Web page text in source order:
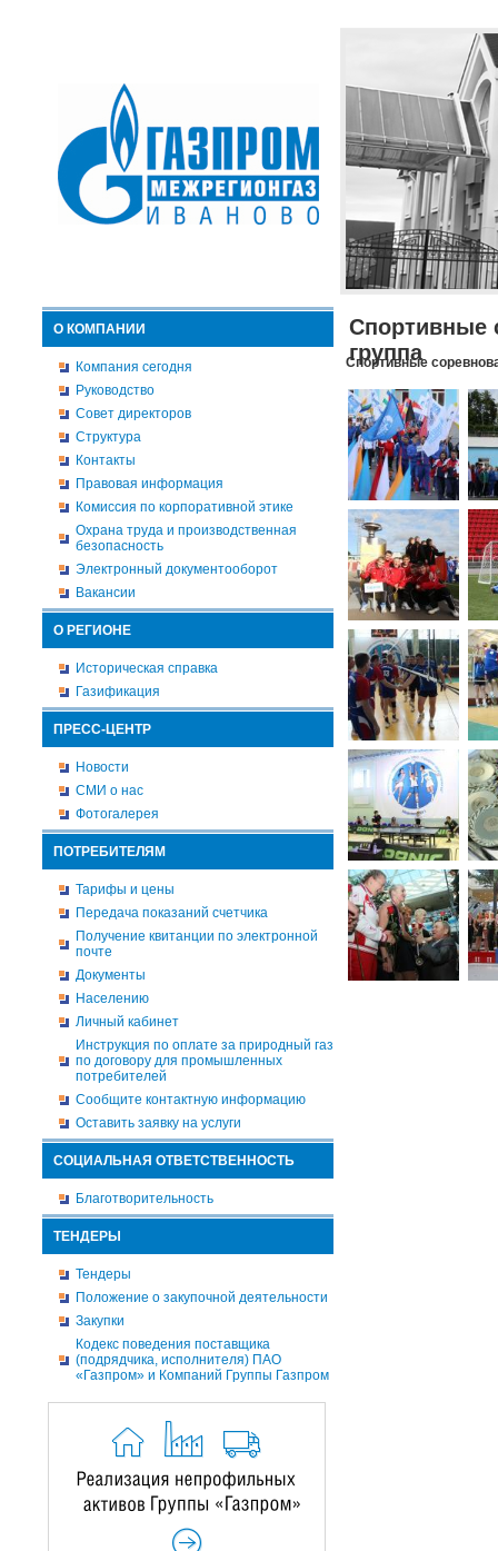
О КОМПАНИИ
Компания сегодня
Руководство
Совет директоров
Структура
Контакты
Правовая информация
Комиссия по корпоративной этике
Охрана труда и производственная
безопасность
Электронный документооборот
Вакансии
О РЕГИОНЕ
Историческая справка
Газификация
ПРЕСС-ЦЕНТР
Новости
СМИ о нас
Фотогалерея
ПОТРЕБИТЕЛЯМ
Тарифы и цены
Передача показаний счетчика
Получение квитанции по электронной
почте
Документы
Населению
Личный кабинет
Инструкция по оплате за природный газ
по договору для промышленных
потребителей
Сообщите контактную информацию
Оставить заявку на услуги
СОЦИАЛЬНАЯ ОТВЕТСТВЕННОСТЬ
Благотворительность
ТЕНДЕРЫ
Тендеры
Положение о закупочной деятельности
Закупки
Кодекс поведения поставщика
(подрядчика, исполнителя) ПАО
«Газпром» и Компаний Группы Газпром
Спортивные
группа
Спортивные